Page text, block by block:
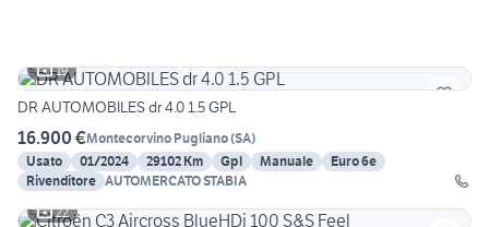
19
DR AUTOMOBILES dr 4.0 1.5 GPL
16.900 €Montecorvino Pugliano(SA)
Usato
01/2024 29102 Km Gpl Manuale
Euro 6e
Rivenditore AUTOMERCATO STABIA
22